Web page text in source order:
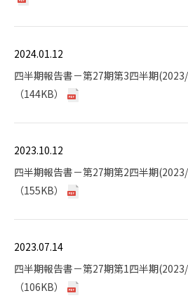
2024.01.12
四半期報告書－第27期第3四半期
（144KB）
2023.10.12
四半期報告書－第27期第2四半期
（155KB）
2023.07.14
四半期報告書－第27期第1四半期
（106KB）